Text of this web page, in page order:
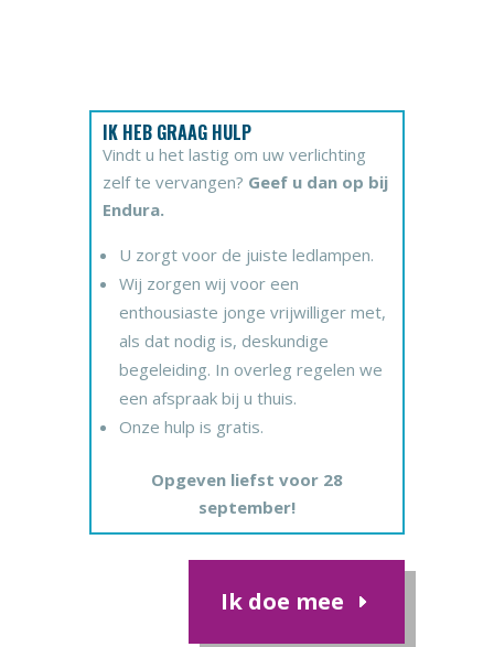
IK HEB GRAAG HULP
Vindt u het lastig om uw verlichting
zelf te vervangen? Geef u dan op bij
Endura.
U zorgt voor de juiste ledlampen.
Wij zorgen wij voor een
enthousiaste jonge vrijwilliger met,
als dat nodig is, deskundige
begeleiding. In overleg regelen we
een afspraak bij u thuis.
Onze hulp is gratis.
Opgeven liefst voor 28
september!
Ik doe mee